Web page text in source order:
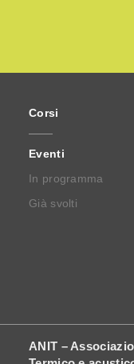
Corsi
Eventi
In programma
Già svolti
ANIT –